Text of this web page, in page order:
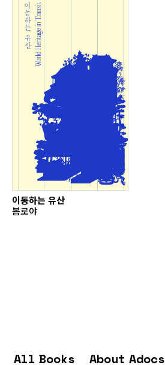
이동하는 유산
봄로야
All Books About Adocs